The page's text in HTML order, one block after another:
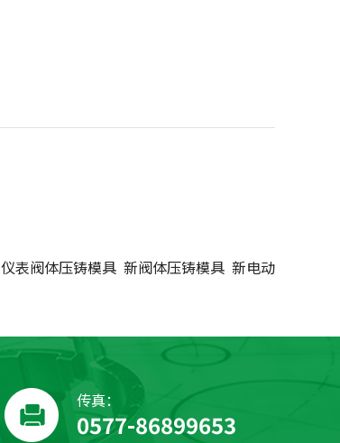
仪表阀体压铸模具 新阀体压铸模具 新电动
传真：
0577-86899653